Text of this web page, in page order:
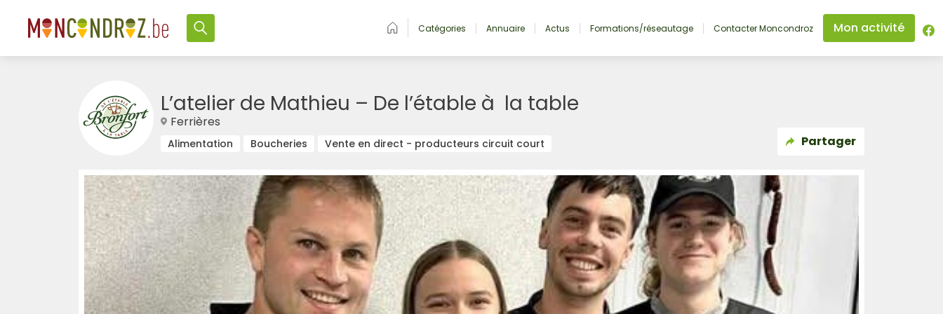
Catégories Annuaire Actus Formations/réseautage Contacter Moncondroz Mon activité
L’atelier de Mathieu – De l’étable à  la table
Ferrières
Alimentation Boucheries Vente en direct - producteurs circuit court Partager